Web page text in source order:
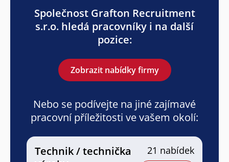
Společnost Grafton Recruitment
s.r.o. hledá pracovníky i na další
pozice:
Zobrazit nabídky firmy
Nebo se podívejte na jiné zajímavé
pracovní příležitosti ve vašem okolí:
Technik / technička
21 nabídek